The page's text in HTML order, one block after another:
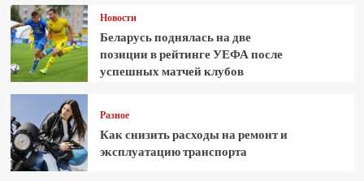
Новости
Беларусь поднялась на две
позиции в рейтинге УЕФА после
успешных матчей клубов
Разное
Как снизить расходы на ремонт и
эксплуатацию транспорта